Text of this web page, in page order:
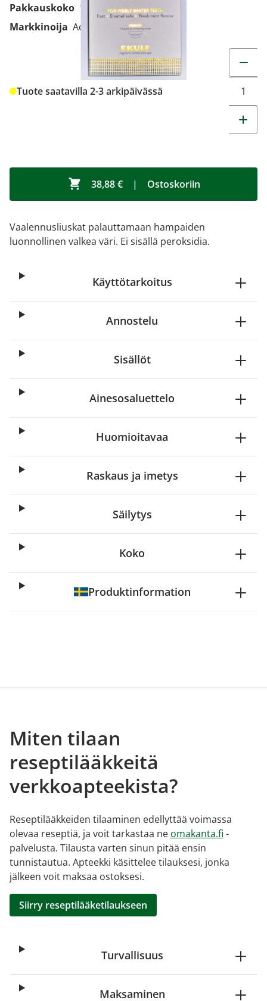
Pakkauskoko 14 paria
Markkinoija Adento Oy
Tuote saatavilla 2-3 arkipäivässä
38,88 € | Ostoskoriin
Vaalennusliuskat palauttamaan hampaiden
luonnollinen valkea väri. Ei sisällä peroksidia.
Käyttötarkoitus
Annostelu
Sisällöt
Ainesosaluettelo
Huomioitavaa
Raskaus ja imetys
Säilytys
Koko
Produktinformation
Miten tilaan
reseptilääkkeitä
verkkoapteekista?
Reseptilääkkeiden tilaaminen edellyttää voimassa
olevaa reseptiä, ja voit tarkastaa ne omakanta.fi -
palvelusta. Tilausta varten sinun pitää ensin
tunnistautua. Apteekki käsittelee tilauksesi, jonka
jälkeen voit maksaa ostoksesi.
Siirry reseptilääketilaukseen
Turvallisuus
Maksaminen